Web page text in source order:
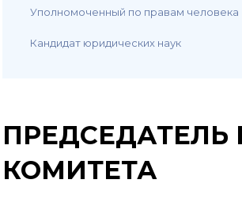
Уполномоченный по правам
Кандидат юридических наук
КОМИТЕТА